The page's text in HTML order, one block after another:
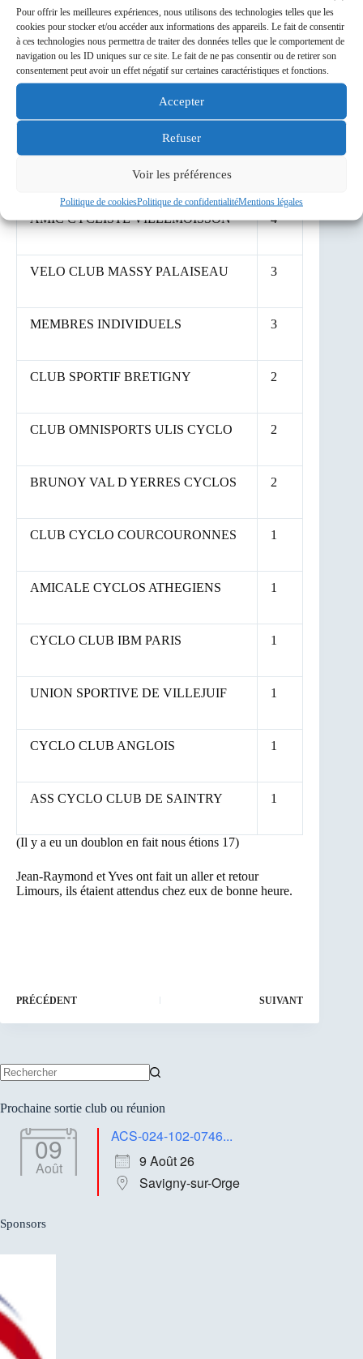
Pour offrir les meilleures expériences, nous utilisons des technologies telles que les
cookies pour stocker et/ou accéder aux informations des appareils. Le fait de consentir
à ces technologies nous permettra de traiter des données telles que le comportement de
navigation ou les ID uniques sur ce site. Le fait de ne pas consentir ou de retirer son
consentement peut avoir un effet négatif sur certaines caractéristiques et fonctions.
Accepter
Refuser
Voir les préférences
Politique de cookiesPolitique de confidentialitéMentions légales
CYCLO CLUB VALLEE DE
CHEVREUSE
6
AMIC CYCLISTE VILLEMOISSON 4
VELO CLUB MASSY PALAISEAU 3
MEMBRES INDIVIDUELS 3
CLUB SPORTIF BRETIGNY 2
CLUB OMNISPORTS ULIS CYCLO 2
BRUNOY VAL D YERRES CYCLOS 2
CLUB CYCLO COURCOURONNES 1
AMICALE CYCLOS ATHEGIENS 1
CYCLO CLUB IBM PARIS 1
UNION SPORTIVE DE VILLEJUIF 1
CYCLO CLUB ANGLOIS 1
ASS CYCLO CLUB DE SAINTRY 1
(Il y a eu un doublon en fait nous étions 17)
Jean-Raymond et Yves ont fait un aller et retour
Limours, ils étaient attendus chez eux de bonne heure.
PRÉCÉDENT SUIVANT
résultat
Prochaine sortie club ou réunion
09
Août
ACS-024-102-0746...
9 Août 26
Savigny-sur-Orge
Sponsors